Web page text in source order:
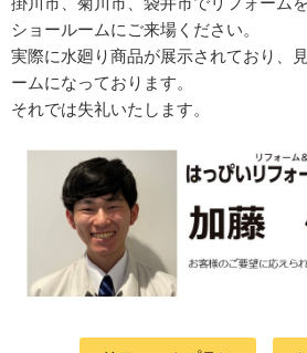
ショールームにご来場ください。
実際に水廻り商品が展示されており、
ームになっております。
それでは失礼いたします。